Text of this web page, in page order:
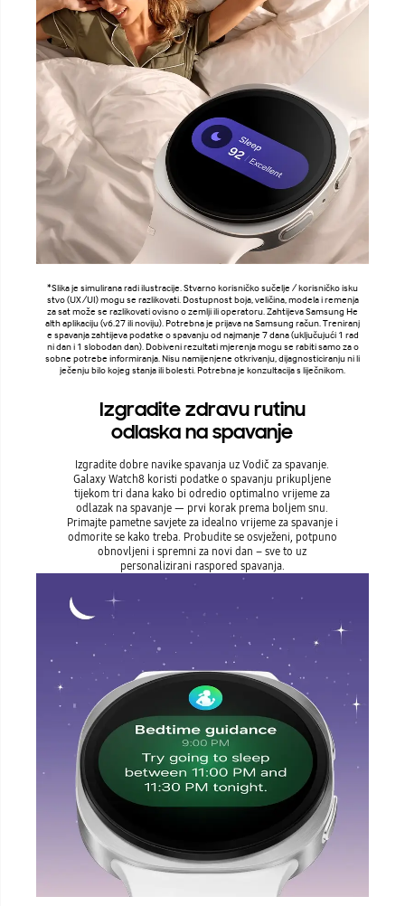
*Slika je simulirana radi ilustracije. Stvarno korisničko sučelje / korisničko isku
stvo (UX/UI) mogu se razlikovati. Dostupnost boja, veličina, modela i remenja
za sat može se razlikovati ovisno o zemlji ili operatoru. Zahtijeva Samsung He
alth aplikaciju (v6.27 ili noviju). Potrebna je prijava na Samsung račun. Treniranj
e spavanja zahtijeva podatke o spavanju od najmanje 7 dana (uključujući 1 rad
ni dan i 1 slobodan dan). Dobiveni rezultati mjerenja mogu se rabiti samo za o
sobne potrebe informiranja. Nisu namijenjene otkrivanju, dijagnosticiranju ni li
ječenju bilo kojeg stanja ili bolesti. Potrebna je konzultacija s liječnikom.
Izgradite zdravu rutinu
odlaska na spavanje
Izgradite dobre navike spavanja uz Vodič za spavanje.
Galaxy Watch8 koristi podatke o spavanju prikupljene
tijekom tri dana kako bi odredio optimalno vrijeme za
odlazak na spavanje — prvi korak prema boljem snu.
Primajte pametne savjete za idealno vrijeme za spavanje i
odmorite se kako treba. Probudite se osvježeni, potpuno
obnovljeni i spremni za novi dan – sve to uz
personalizirani raspored spavanja.